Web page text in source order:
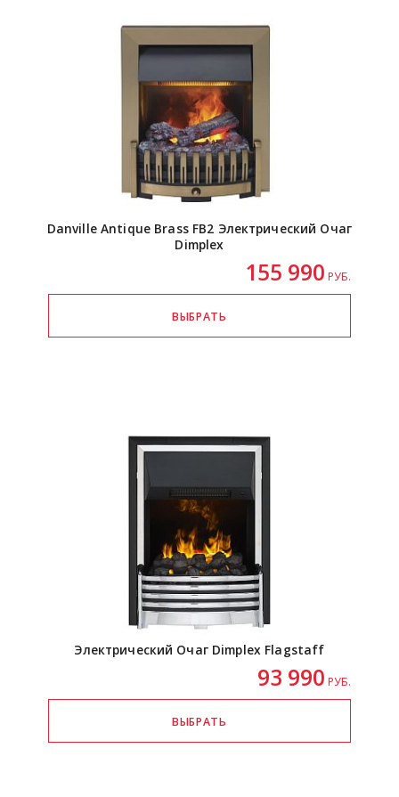
Danville Antique Brass FB2 Электрический Очаг
Dimplex
155 990 РУБ.
Электрический Очаг Dimplex Flagstaff
93 990 РУБ.